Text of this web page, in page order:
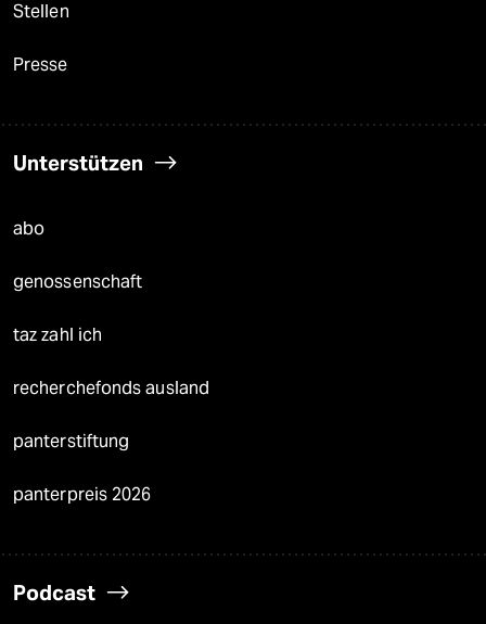
Stellen
Presse
Unterstützen
abo
genossenschaft
taz zahl ich
recherchefonds ausland
panterstiftung
panterpreis 2026
Podcast